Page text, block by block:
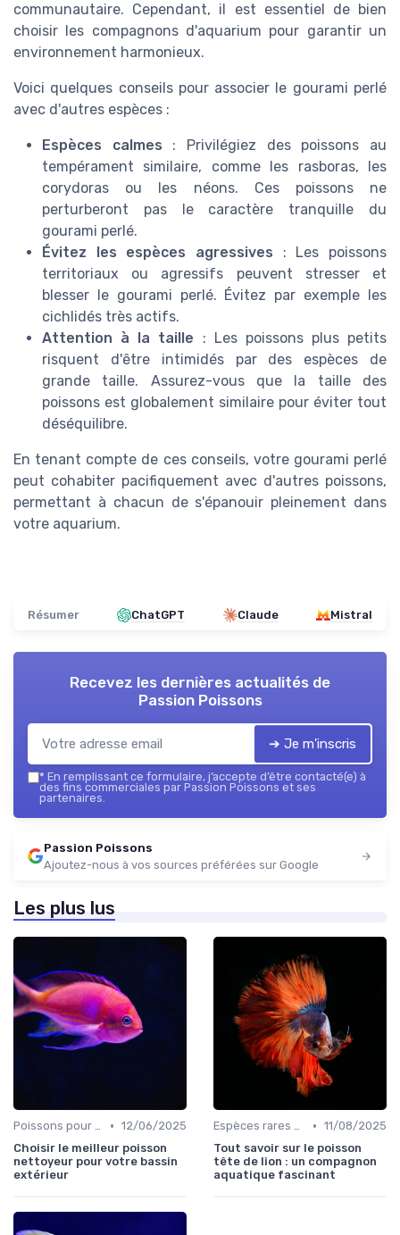
communautaire. Cependant, il est essentiel de bien
choisir les compagnons d'aquarium pour garantir un
environnement harmonieux.
Voici quelques conseils pour associer le gourami perlé
avec d'autres espèces :
Espèces calmes : Privilégiez des poissons au
tempérament similaire, comme les rasboras, les
corydoras ou les néons. Ces poissons ne
perturberont pas le caractère tranquille du
gourami perlé.
Évitez les espèces agressives : Les poissons
territoriaux ou agressifs peuvent stresser et
blesser le gourami perlé. Évitez par exemple les
cichlidés très actifs.
Attention à la taille : Les poissons plus petits
risquent d'être intimidés par des espèces de
grande taille. Assurez-vous que la taille des
poissons est globalement similaire pour éviter tout
déséquilibre.
En tenant compte de ces conseils, votre gourami perlé
peut cohabiter pacifiquement avec d'autres poissons,
permettant à chacun de s'épanouir pleinement dans
votre aquarium.
Résumer ChatGPT Claude Mistral
Recevez les dernières actualités de
Passion Poissons
➔ Je m'inscris
* En remplissant ce formulaire, j’accepte d’être contacté(e) à
des fins commerciales par Passion Poissons et ses
partenaires.
Passion Poissons
Ajoutez-nous à vos sources préférées sur Google
Les plus lus
Poissons pour débutants • 12/06/2025
Choisir le meilleur poisson
nettoyeur pour votre bassin
extérieur
Espèces rares et exotiques • 11/08/2025
Tout savoir sur le poisson
tête de lion : un compagnon
aquatique fascinant